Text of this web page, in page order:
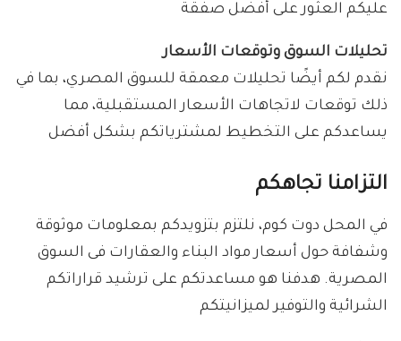
عليكم العثور على أفضل صفقة
تحليلات السوق وتوقعات الأسعار
نقدم لكم أيضًا تحليلات معمقة للسوق المصري، بما في
ذلك توقعات لاتجاهات الأسعار المستقبلية، مما
يساعدكم على التخطيط لمشترياتكم بشكل أفضل
التزامنا تجاهكم
في المحل دوت كوم، نلتزم بتزويدكم بمعلومات موثوقة
وشفافة حول أسعار مواد البناء والعقارات فى السوق
المصرية. هدفنا هو مساعدتكم على ترشيد قراراتكم
الشرائية والتوفير لميزانيتكم